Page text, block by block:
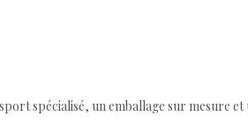
spécialisé, un emballage sur mesure et